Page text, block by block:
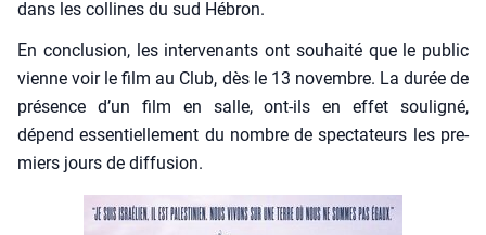
dans les col­lines du sud Hébron.
En conclu­sion, les inter­ve­nants ont sou­hai­té que le public
vienne voir le film au Club, dès le 13 novembre. La durée de
pré­sence d’un film en salle, ont-ils en effet sou­li­gné,
dépend essen­tiel­le­ment du nombre de spec­ta­teurs les pre­
miers jours de dif­fu­sion.